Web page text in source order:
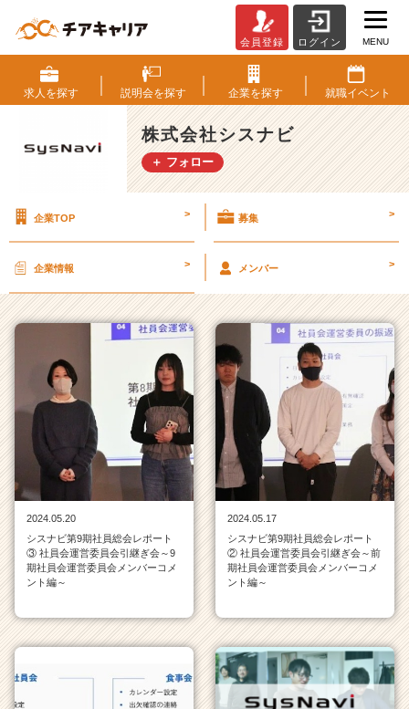
式
会
社
シ
ス
ナ
イ
イ
ン
一
覧
ベ
ン
チ
ャ
ー・
業
か
カ
ウ
届
会員登録 ログイン MENU
求人を探す 説明会を探す 企業を探す 就職イベント
株式会社シスナビ
＋ フォロー
企業TOP > 募集 >
企業情報 > メンバー >
2024.05.20
シスナビ第9期社員総会レポート
③ 社員会運営委員会引継ぎ会～9
期社員会運営委員会メンバーコメ
ント編～
2024.05.17
シスナビ第9期社員総会レポート
② 社員会運営委員会引継ぎ会～前
期社員会運営委員会メンバーコメ
ント編～